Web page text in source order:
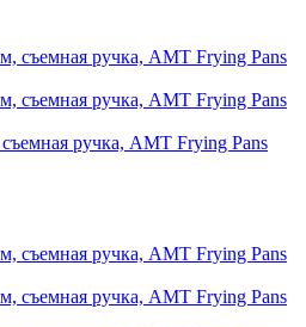
ручка, AMT Frying Pans